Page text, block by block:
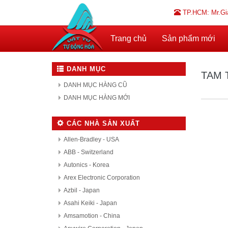
TP.HCM:
Trang chủ Sản phẩm mới
DANH MỤC
DANH MỤC HÀNG CŨ
DANH MỤC HÀNG MỚI
CÁC NHÀ SẢN XUẤT
Allen-Bradley - USA
ABB - Switzerland
Autonics - Korea
Arex Electronic Corporation
Azbil - Japan
Asahi Keiki - Japan
Amsamotion - China
TAM